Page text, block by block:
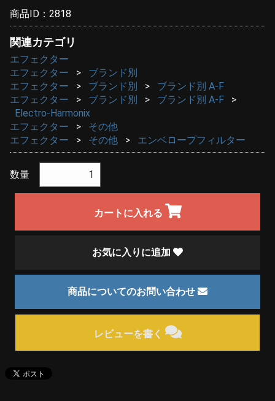
商品ID： 2818
関連カテゴリ
エフェクター
エフェクター
ブランド別
エフェクター
ブランド別
ブランド別 A-F
エフェクター
ブランド別
ブランド別 A-F
Electro-Harmonix
エフェクター
その他
エフェクター
その他 エンベロープフィルター
数量
カートに入れる
お気に入りに追加
商品についてのお問い合わせ
レビューを書く